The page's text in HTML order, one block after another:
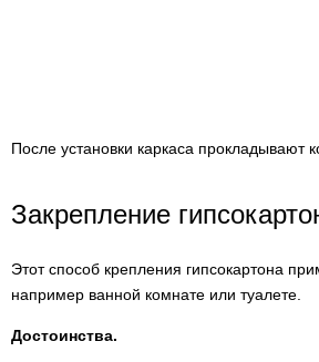
После установки каркаса прокладывают
Закрепление
Этот способ крепления гипсокартона
например ванной комнате или туалете.
Достоинства.